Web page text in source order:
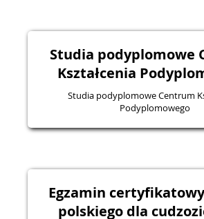
Studia podyplomowe
Kształcenia
Studia podyplomowe Centrum
Podyplomowego
Egzamin
polskiego dla